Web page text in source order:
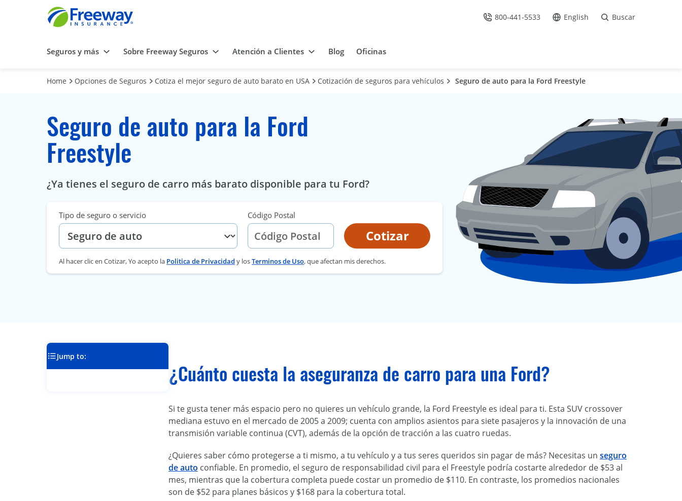
Llámenos
800-441-5533 Ir al sitio en Español /
English Buscar
Seguros y más Sobre Freeway Seguros Atención a Clientes Blog Oficinas
Home Opciones de Seguros Cotiza el mejor seguro de auto barato en USA Cotización de seguros para vehículos Seguro de auto para la Ford Freestyle
Seguro de auto para la Ford
Freestyle
¿Ya tienes el seguro de carro más barato disponible para tu Ford?
Tipo de seguro o servicio Código Postal
Cotizar
Al hacer clic en Cotizar, Yo acepto la Politica de Privacidad y losTerminos de Uso, que afectan mis derechos.
Jump to:
¿Cuánto cuesta la aseguranza de carro para una Ford?
Si te gusta tener más espacio pero no quieres un vehículo grande, la Ford Freestyle es ideal para ti. Esta SUV crossover
mediana estuvo en el mercado de 2005 a 2009; cuenta con amplios asientos para siete pasajeros y la innovación de una
transmisión variable continua (CVT), además de la opción de tracción a las cuatro ruedas.
¿Quieres saber cómo protegerse a ti mismo, a tu vehículo y a tus seres queridos sin pagar de más? Necesitas un seguro
de auto confiable. En promedio, el seguro de responsabilidad civil para el Freestyle podría costarte alrededor de $53 al
mes, mientras que la cobertura completa puede costar un promedio de $110. En contraste, los promedios nacionales
son de $52 para planes básicos y $168 para la cobertura total.